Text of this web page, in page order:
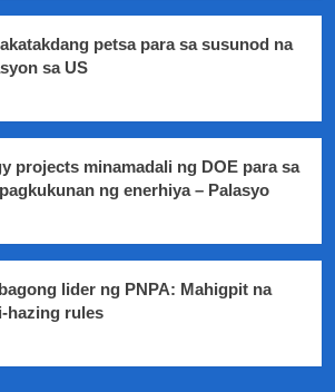
petsa para sa susunod na
sa US
projects minamadali ng DOE para sa
ng enerhiya – Palasyo
lider ng PNPA: Mahigpit na
hazing rules